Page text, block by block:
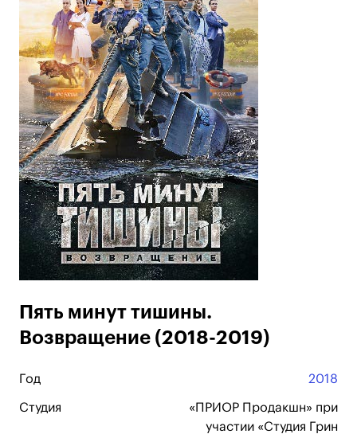
Пять минут тишины.
Возвращение (2018-2019)
Год 2018
Студия
«ПРИОР Продакшн» при
участии «Студия Грин